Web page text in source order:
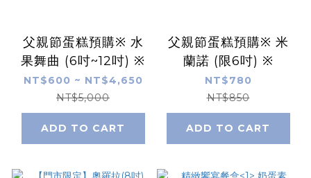
父親節蛋糕預購※ 水
果舞曲 (6吋~12吋) ※
NT$600 ~ NT$4,650
NT$5,000
ADD TO CART
父親節蛋糕預購※ 米
蘭諾 (限6吋) ※
NT$780
NT$850
ADD TO CART